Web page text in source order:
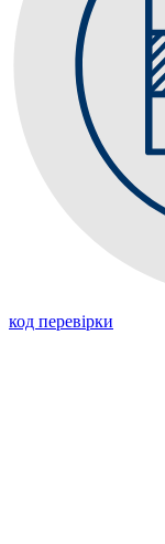
код перевiрки